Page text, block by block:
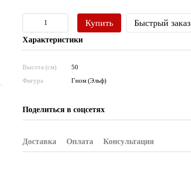
Купить Быстрый заказ
Характеристики
Высота (см)
50
Фигура
Гном (Эльф)
Поделиться в соцсетях
Доставка Оплата Консультация